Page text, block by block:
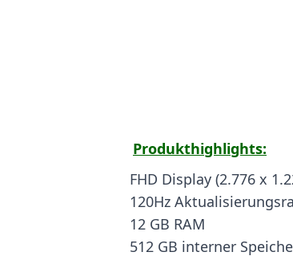
Produkthighlights:
FHD Display (2.776 x
120Hz
12 GB RAM
512 GB interner